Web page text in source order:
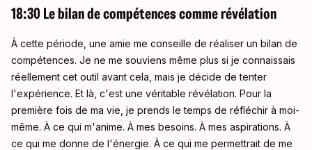
18:30 Le bilan de compétences comme révélation
À cette période, une amie me conseille de réaliser un bilan de
compétences. Je ne me souviens même plus si je connaissais
réellement cet outil avant cela, mais je décide de tenter
l'expérience. Et là, c'est une véritable révélation. Pour la
première fois de ma vie, je prends le temps de réfléchir à moi-
même. À ce qui m'anime. À mes besoins. À mes aspirations. À
ce qui me donne de l'énergie. À ce qui me permettrait de me